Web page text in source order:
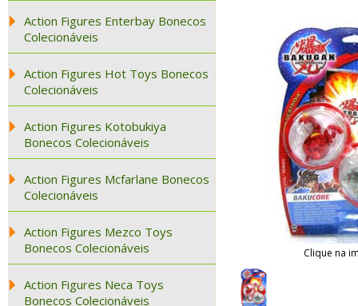
Action Figures Enterbay Bonecos
Colecionáveis
Action Figures Hot Toys Bonecos
Colecionáveis
Action Figures Kotobukiya
Bonecos Colecionáveis
Action Figures Mcfarlane Bonecos
Colecionáveis
Action Figures Mezco Toys
Bonecos Colecionáveis
Action Figures Neca Toys
Bonecos Colecionáveis
Clique na